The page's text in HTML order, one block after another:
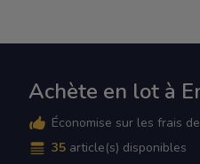
Achète en lot à
Économise sur les frais
35 article(s) disponibles